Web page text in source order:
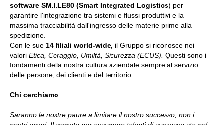
software SM.I.LE80 (Smart Integrated Logistics) per
garantire l'integrazione tra sistemi e flussi produttivi e la
massima tracciabilità dall'ingresso delle materie prime alla
spedizione.
Con le sue 14 filiali world-wide, il Gruppo si riconosce nei
valori Etica, Coraggio, Umiltà, Sicurezza (ECUS). Questi sono i
fondamenti della nostra cultura aziendale sempre al servizio
delle persone, dei clienti e del territorio.
Chi cerchiamo
Saranno le nostre paure a limitare il nostro successo, non i